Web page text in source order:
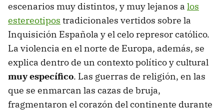
escenarios muy distintos, y muy lejanos a los
estereotipos tradicionales vertidos sobre la
Inquisición Española y el celo represor católico.
La violencia en el norte de Europa, además, se
explica dentro de un contexto político y cultural
muy específico. Las guerras de religión, en las
que se enmarcan las cazas de bruja,
fragmentaron el corazón del continente durante